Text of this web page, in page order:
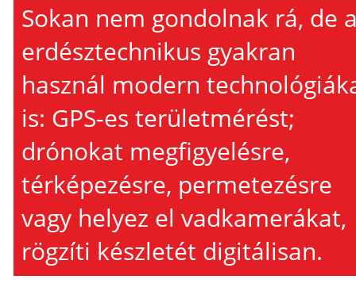
Sokan nem gondolnak rá, de
erdésztechnikus gyakran
használ modern
is: GPS-es területmérést;
drónokat megfigyelésre,
térképezésre, permetezésre
vagy helyez el vadkamerákat,
rögzíti készletét digitálisan.